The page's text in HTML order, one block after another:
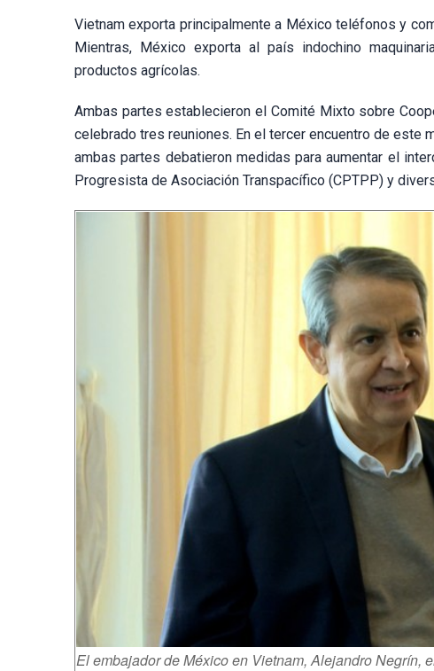
Vietnam exporta principalmente a México teléfonos y
Mientras, México exporta al país indochino
productos agrícolas.
Ambas partes establecieron el Comité Mixto sobre
celebrado tres reuniones. En el tercer encuentro de este
ambas partes debatieron medidas para aumentar el
Progresista de Asociación Transpacífico (CPTPP) y
El embajador de México en Vietnam, Alejandro Negrín,